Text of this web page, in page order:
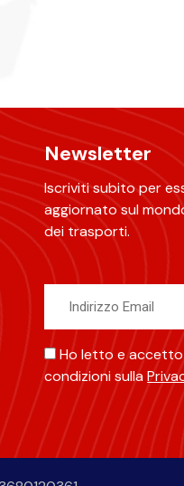
Newsletter
Iscriviti subito per
aggiornato sul
dei trasporti.
Ho letto e accetto
condizioni sulla
Alternative: